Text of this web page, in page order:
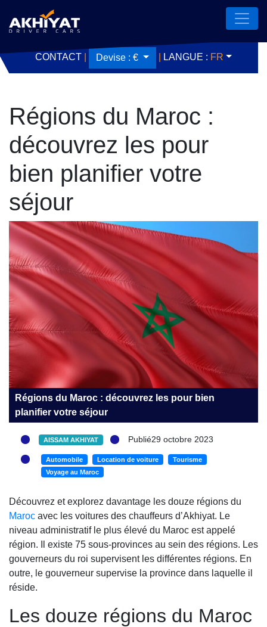
CONTACT Devise :€ LANGUE : FR
Régions du Maroc :
découvrez les pour
bien planifier votre
séjour
Régions du Maroc : découvrez les pour bien
planifier votre séjour
AISSAM AKHIYAT Publié29 octobre 2023
Automobile Location de voiture
Tourisme
Voyage au Maroc
Découvrez et explorez davantage les douze régions du
Maroc avec les voitures des chauffeurs d’Akhiyat. Le
niveau administratif le plus élevé du Maroc est appelé
région. Il existe 75 sous-provinces au sein des régions. Les
gouverneurs du roi supervisent les différentes régions. En
outre, le gouverneur supervise la province dans laquelle il
réside.
Les douze régions du Maroc